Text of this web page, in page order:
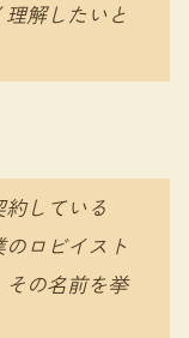
解したいと
している
ロビイスト
の名前を挙